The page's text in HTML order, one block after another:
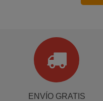
ENVÍO GRATIS